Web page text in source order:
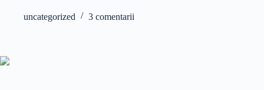
uncategorized 3 comentarii